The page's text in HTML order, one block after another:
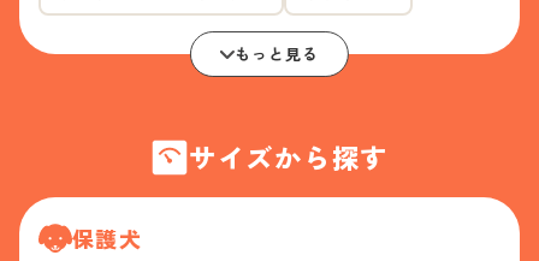
もっと見る
サイズから探す
保護犬